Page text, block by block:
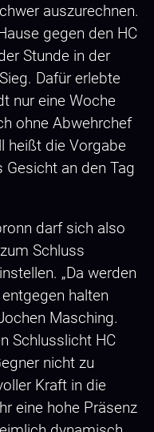
auszurechnen.
gegen den HC
Stunde in der
Dafür erlebte
nur eine Woche
ohne Abwehrchef
heißt die Vorgabe
Gesicht an den Tag
darf sich also
Schluss
„Da werden
halten
Masching.
Schlusslicht HC
nicht zu
Kraft in die
eine hohe Präsenz